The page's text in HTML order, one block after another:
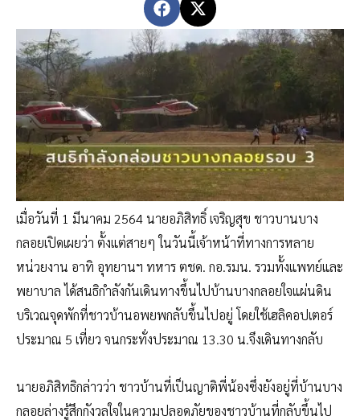
เมื่อวันที่ 1 มีนาคม 2564 นายอภิสิทธิ์ เจริญสุข ชาวบานบาง
กลอยเปิดเผยว่า ตั้งแต่สายๆ ในวันนี้เจ้าหน้าที่ทางการหลาย
หน่วยงาน อาทิ อุทยานฯ ทหาร ตชด. กอ.รมน. รวมทั้งแพทย์และ
พยาบาล ได้สนธิกำลังกันเดินทางขึ้นไปบ้านบางกลอยใจแผ่นดิน
บริเวณจุดพักที่ชาวบ้านอพยพกลับขึ้นไปอยู่ โดยใช้เฮลิคอปเตอร์
ประมาณ 5 เที่ยว จนกระทั่งประมาณ 13.30 น.จึงเดินทางกลับ
นายอภิสิทธิกล่าวว่า ชาวบ้านที่เป็นญาติพี่น้องซึ่งยังอยู่ที่บ้านบาง
กลอยล่างรู้สึกกังวลใจในความปลอดภัยของชาวบ้านที่กลับขึ้นไป